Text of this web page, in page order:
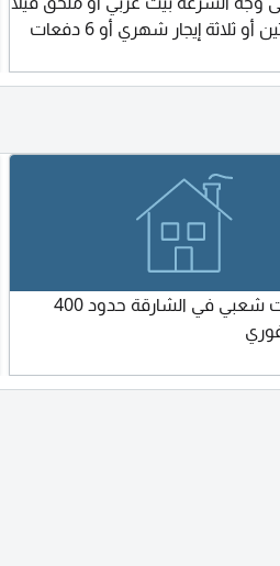
نظيف غرفتين أو ثلاثة إيجار شهري أو 6 دفعات
مطلوب بيت شعبي في الشارقة حدود 400